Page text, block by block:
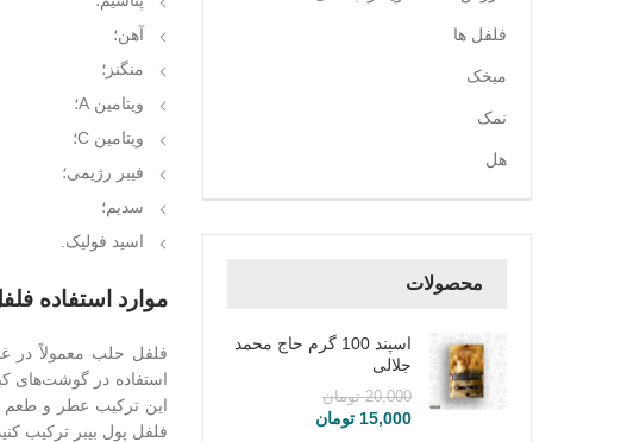
فلفل ها
میخک
نمک
هل
محصولات
اسپند 100 گرم حاج محمد
جلالی
20,000 تومان
15,000 تومان
آهن؛
منگنز؛
ویتامین A؛
ویتامین C؛
فیبر رژیمی؛
سدیم؛
اسید فولیک.
موارد استفاده
فلفل حلب معمولاً در
استفاده در گوشت‌های
این ترکیب عطر و طعم
فلفل پول بیبر ترکیب